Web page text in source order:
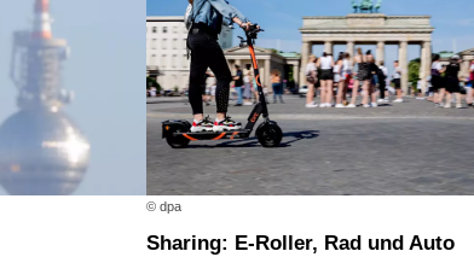
© dpa
Sharing: E-Roller, Rad und Auto